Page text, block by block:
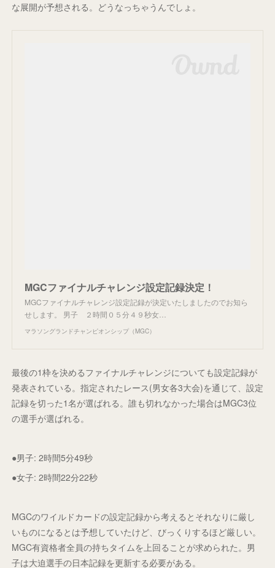
な展開が予想される。どうなっちゃうんでしょ。
MGCファイナルチャレンジ設定記録決定！
MGCファイナルチャレンジ設定記録が決定いたしましたのでお知ら
せします。 男子 ２時間０５分４９秒女…
マラソングランドチャンピオンシップ（MGC）
最後の1枠を決めるファイナルチャレンジについても設定記録が
発表されている。指定されたレース(男女各3大会)を通じて、設定
記録を切った1名が選ばれる。誰も切れなかった場合はMGC3位
の選手が選ばれる。
●男子: 2時間5分49秒
●女子: 2時間22分22秒
MGCのワイルドカードの設定記録から考えるとそれなりに厳し
いものになるとは予想していたけど、びっくりするほど厳しい。
MGC有資格者全員の持ちタイムを上回ることが求められた。男
子は大迫選手の日本記録を更新する必要がある。